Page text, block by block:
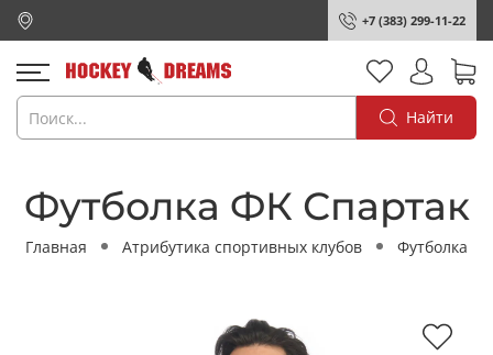
+7 (383) 299-11-22
Найти
Футболка ФК Спартак
Главная Атрибутика спортивных клубов Футболка